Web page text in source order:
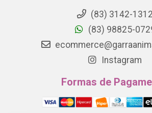
(83) 3142-1312
(83) 98825-
Instagram
Formas de